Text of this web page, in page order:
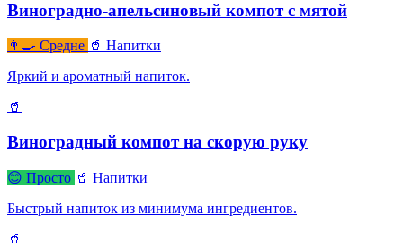
Виноградно-апельсиновый компот с мятой
👨‍🍳 Средне 🥤 Напитки
Яркий и ароматный напиток.
🥤
Виноградный компот на скорую руку
😊 Просто 🥤 Напитки
Быстрый напиток из минимума ингредиентов.
🥤